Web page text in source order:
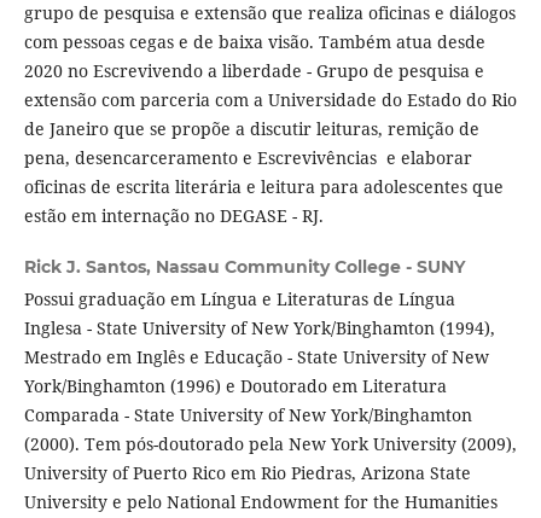
grupo de pesquisa e extensão que realiza oficinas e diálogos
com pessoas cegas e de baixa visão. Também atua desde
2020 no Escrevivendo a liberdade - Grupo de pesquisa e
extensão com parceria com a Universidade do Estado do Rio
de Janeiro que se propõe a discutir leituras, remição de
pena, desencarceramento e Escrevivências e elaborar
oficinas de escrita literária e leitura para adolescentes que
estão em internação no DEGASE - RJ.
Rick J. Santos, Nassau Community College - SUNY
Possui graduação em Língua e Literaturas de Língua
Inglesa - State University of New York/Binghamton (1994),
Mestrado em Inglês e Educação - State University of New
York/Binghamton (1996) e Doutorado em Literatura
Comparada - State University of New York/Binghamton
(2000). Tem pós-doutorado pela New York University (2009),
University of Puerto Rico em Rio Piedras, Arizona State
University e pelo National Endowment for the Humanities